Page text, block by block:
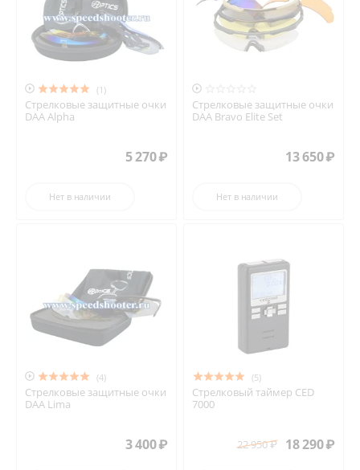
 (1)
Стрелковые защитные очки
DAA Alpha
5 270₽
Нет в наличии

Стрелковые защитные очки
DAA Bravo Elite Set
13 650₽
Нет в наличии
 (4)
Стрелковые защитные очки
DAA Lima
3 400₽
(5)
Стрелковый таймер CED
7000
22 950₽ 18 290₽